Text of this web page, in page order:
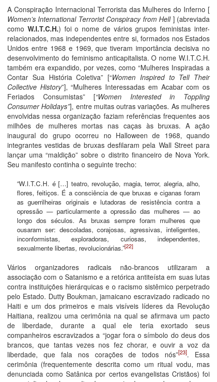
A Conspiração Internacional Terrorista das Mulheres do Inferno [
Women’s International Terrorist Conspiracy from Hell] (abreviada
como W.I.T.C.H.) foi o nome de vários grupos feministas inter-
relacionados, mas independentes entre si, formados nos Estados
Unidos entre 1968 e 1969, que tiveram importância decisiva no
desenvolvimento do feminismo anticapitalista. O nome W.I.T.C.H.
também era expandido, por vezes, como “Mulheres Inspiradas a
Contar Sua História Coletiva” [“Women Inspired to Tell Their
Collective History”], “Mulheres Interessadas em Acabar com os
Feriados Consumistas” [“Women Interested in Toppling
Consumer Holidays”], entre muitas outras variações. As mulheres
envolvidas nessa organização faziam referências frequentes aos
milhões de mulheres mortas nas caças às bruxas. A ação
inaugural do grupo ocorreu no Halloween de 1968, quando
integrantes vestidas de bruxas desfilaram pela Wall Street para
lançar uma “maldição” sobre o distrito financeiro de Nova York.
Seu manifesto continha o seguinte trecho:
“W.I.T.C.H. é […] teatro, revolução, magia, terror, alegria, alho,
flores, feitiços. É a consciência de que bruxas e ciganas foram
as guerrilheiras originais e lutadoras de resistência contra a
opressão — particularmente a opressão das mulheres — ao
longo dos séculos. As bruxas sempre foram mulheres que
ousaram ser: descoladas, corajosas, agressivas, inteligentes,
inconformistas, exploradoras, curiosas, independentes,
sexualmente libertas, revolucionárias.”[22]
Vários organizadores radicais não-brancos utilizaram a
associação com o Satanismo e a retórica antiteísta em suas lutas
contra instituições hierárquicas e o racismo sistêmico perpetrado
pelo Estado. Dutty Boukman, jamaicano escravizado radicado no
Haiti e um dos primeiros e mais visíveis líderes da Revolução
Haitiana, realizou uma cerimônia na qual se afirmava um pacto
de liberdade, durante a qual ele teria exortado seus
companheiros escravizados a “jogar fora o símbolo do deus dos
brancos, que tantas vezes nos fez chorar, e ouvir a voz da
liberdade, que fala nos corações de todos nós”[23]. Essa
cerimônia (frequentemente descrita como um ritual vodu, mas
denunciada como Satânica por certos evangelistas Cristãos) foi